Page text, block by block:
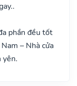
phần đều tốt
– Nhà cửa
yên.